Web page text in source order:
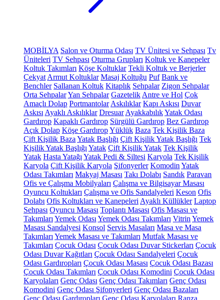
MOBİLYA Salon ve Oturma Odası TV Ünitesi ve Sehpası Tv
Üniteleri TV Sehpası Oturma Grupları Koltuk ve Kanepeler
Koltuk Takımları Köşe Koltuklar Tekli Koltuk ve Berjerler
Çekyat Armut Koltuklar Masaj Koltuğu Puf Bank ve
Benchler Sallanan Koltuk Kitaplık Sehpalar Zigon Sehpalar
Orta SehpalarYan Sehpalar Gazetelik Antre ve Hol Çok
Amaçlı Dolap Portmantolar Askılıklar Kapı Askısı Duvar
Askısı Ayaklı Askılıklar Dresuar AyakkabılıkYatak Odası
Gardırop Kapaklı Gardırop Sürgülü Gardırop Bez Gardırop
Açık Dolap Köşe GardıropYüklük Baza Tek Kişilik Baza
Çift Kişilik Baza Yatak Başlığı Çift Kişilik Yatak Başlığı Tek
Kişilik Yatak Başlığı Yatak Çift Kişilik Yatak Tek Kişilik
Yatak Hasta Yatağı Yatak Pedi & Şiltesi Karyola Tek Kişilik
Karyola Çift Kişilik Karyola Şifonyerler Komodin Yatak
Odası Takımları Makyaj Masası Takı Dolabı Sandık Paravan
Ofis ve Çalışma Mobilyaları Çalışma ve Bilgisayar Masası
Oyuncu Koltukları Çalışma ve Ofis Sandalyeleri Keson Ofis
Dolabı Ofis Koltukları ve Kanepeleri Ayaklı Küllükler Laptop
Sehpası Oyuncu Masası Toplantı Masası Ofis Masası ve
Takımları Yemek Odası Yemek Odası Takımları Vitrin Yemek
Masası Sandalyesi Konsol Servis Masaları Masa ve Masa
Takımları Yemek Masası ve Takımları Mutfak Masası ve
Takımları Çocuk Odası Çocuk Odası Duvar Stickerları Çocuk
Odası Duvar Kağıtları Çocuk Odası Sandalyeleri Çocuk
Odası Gardıropları Çocuk Odası Masası Çocuk Odası Bazası
Çocuk Odası Takımları Çocuk Odası Komodini Çocuk Odası
Karyolaları Genç Odası Genç Odası Takımları Genç Odası
Komodini Genç Odası Şifonyerleri Genç Odası Bazaları
Genç Odası Gardıropları Genç Odası Karyolaları Ranza